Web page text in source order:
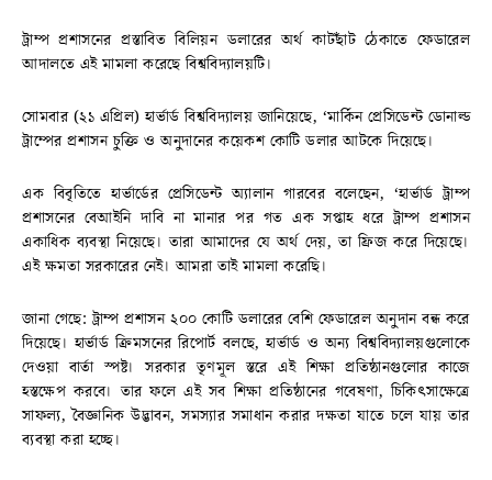
ট্রাম্প প্রশাসনের প্রস্তাবিত বিলিয়ন ডলারের অর্থ কাটছাঁট ঠেকাতে ফেডারেল
আদালতে এই মামলা করেছে বিশ্ববিদ্যালয়টি।
সোমবার (২১ এপ্রিল) হার্ভার্ড বিশ্ববিদ্যালয় জানিয়েছে, ‘মার্কিন প্রেসিডেন্ট ডোনাল্ড
ট্রাম্পের প্রশাসন চুক্তি ও অনুদানের কয়েকশ কোটি ডলার আটকে দিয়েছে।
এক বিবৃতিতে হার্ভার্ডের প্রেসিডেন্ট অ্যালান গারবের বলেছেন, ‘হার্ভার্ড ট্রাম্প
প্রশাসনের বেআইনি দাবি না মানার পর গত এক সপ্তাহ ধরে ট্রাম্প প্রশাসন
একাধিক ব্যবস্থা নিয়েছে। তারা আমাদের যে অর্থ দেয়, তা ফ্রিজ করে দিয়েছে।
এই ক্ষমতা সরকারের নেই। আমরা তাই মামলা করেছি।
জানা গেছে: ট্রাম্প প্রশাসন ২০০ কোটি ডলারের বেশি ফেডারেল অনুদান বন্ধ করে
দিয়েছে। হার্ভার্ড ক্রিমসনের রিপোর্ট বলছে, হার্ভার্ড ও অন্য বিশ্ববিদ্যালয়গুলোকে
দেওয়া বার্তা স্পষ্ট। সরকার তৃণমূল স্তরে এই শিক্ষা প্রতিষ্ঠানগুলোর কাজে
হস্তক্ষেপ করবে। তার ফলে এই সব শিক্ষা প্রতিষ্ঠানের গবেষণা, চিকিৎসাক্ষেত্রে
সাফল্য, বৈজ্ঞানিক উদ্ভাবন, সমস্যার সমাধান করার দক্ষতা যাতে চলে যায় তার
ব্যবস্থা করা হচ্ছে।